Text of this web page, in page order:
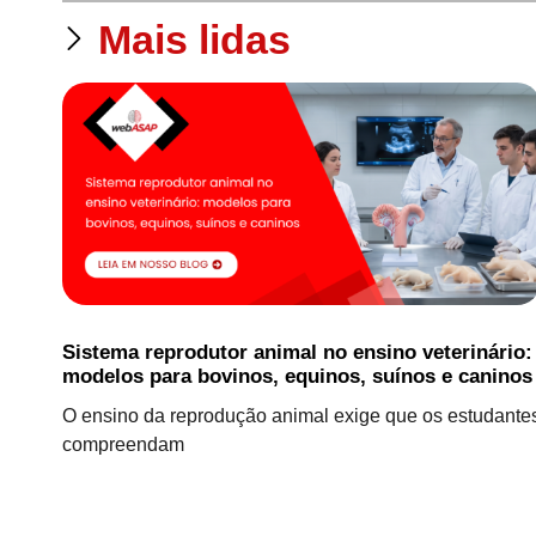
Mais lidas
Sistema reprodutor animal no ensino veterinário:
modelos para bovinos, equinos, suínos e caninos
O ensino da reprodução animal exige que os
compreendam